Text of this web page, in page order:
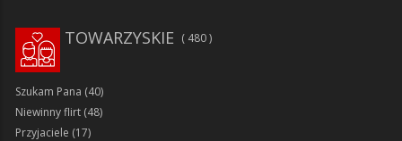
TOWARZYSKIE 480
Szukam Pana (40)
Niewinny flirt (48)
Przyjaciele (17)